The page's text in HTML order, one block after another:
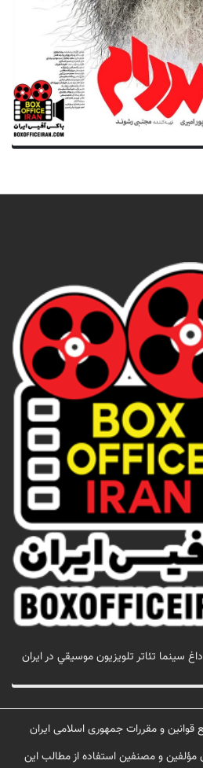
سينما تئاتر تلويزيون موسيقي در ايران
قوانین و مقررات جمهوری اسلامی ایران
مؤلفین و مصنفین استفاده از مطالب این